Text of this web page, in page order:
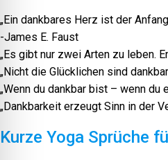
„Ein dankbares Herz ist der
-James E. Faust
„Es gibt nur zwei Arten zu leben.
„Nicht die Glücklichen sind
„Wenn du dankbar bist – wenn
„Dankbarkeit erzeugt Sinn in der
Kurze Yoga Sprüche